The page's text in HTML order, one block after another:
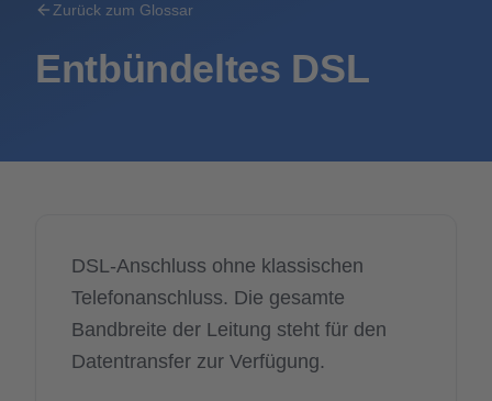
Zurück zum Glossar
Entbündeltes DSL
DSL-Anschluss ohne klassischen
Telefonanschluss. Die gesamte
Bandbreite der Leitung steht für den
Datentransfer zur Verfügung.